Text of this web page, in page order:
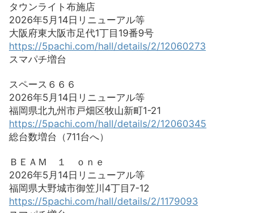
タウンライト布施店
2026年5月14日リニューアル等
大阪府東大阪市足代1丁目19番9号
https://5pachi.com/hall/details/2/12060273
スマパチ増台
スペース６６６
2026年5月14日リニューアル等
福岡県北九州市戸畑区牧山新町1-21
https://5pachi.com/hall/details/2/12060345
総台数増台（711台へ）
ＢＥＡＭ １ ｏｎｅ
2026年5月14日リニューアル等
福岡県大野城市御笠川4丁目7-12
https://5pachi.com/hall/details/2/1179093